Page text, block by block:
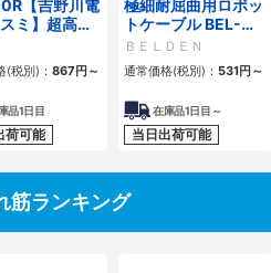
【吉野川電
ミ】超高屈
ロボットケ
（シールド
）
(税別)： 867 円 ～
品1日目
荷可能
極細耐屈曲用ロボッ
トケーブル BEL-
RBT 20276シリー
ズ UL／CE シールド
有・無
ＢＥＬＤＥＮ
通常価格(税別)： 531円 ～
在庫品1日目～
当日出荷可能
筋ランキング